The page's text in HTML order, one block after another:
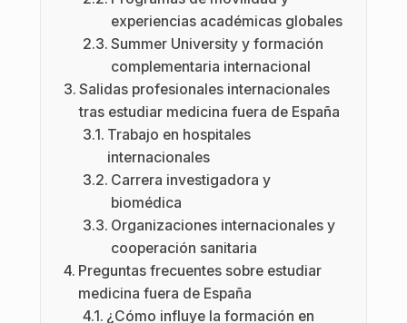
experiencias académicas globales
Summer University y formación
complementaria internacional
Salidas profesionales internacionales
tras estudiar medicina fuera de España
Trabajo en hospitales
internacionales
Carrera investigadora y
biomédica
Organizaciones internacionales y
cooperación sanitaria
Preguntas frecuentes sobre estudiar
medicina fuera de España
¿Cómo influye la formación en